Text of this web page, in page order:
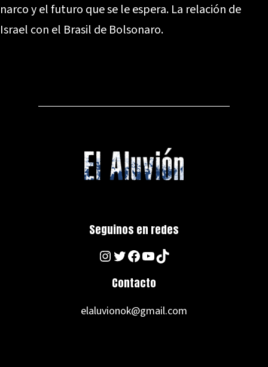
narco y el futuro que se le espera. La relación de
Israel con el Brasil de Bolsonaro.
Seguinos en redes
Instagram
Twitter
Facebook
YouTube
TikTok
Contacto
elaluvionok@gmail.com